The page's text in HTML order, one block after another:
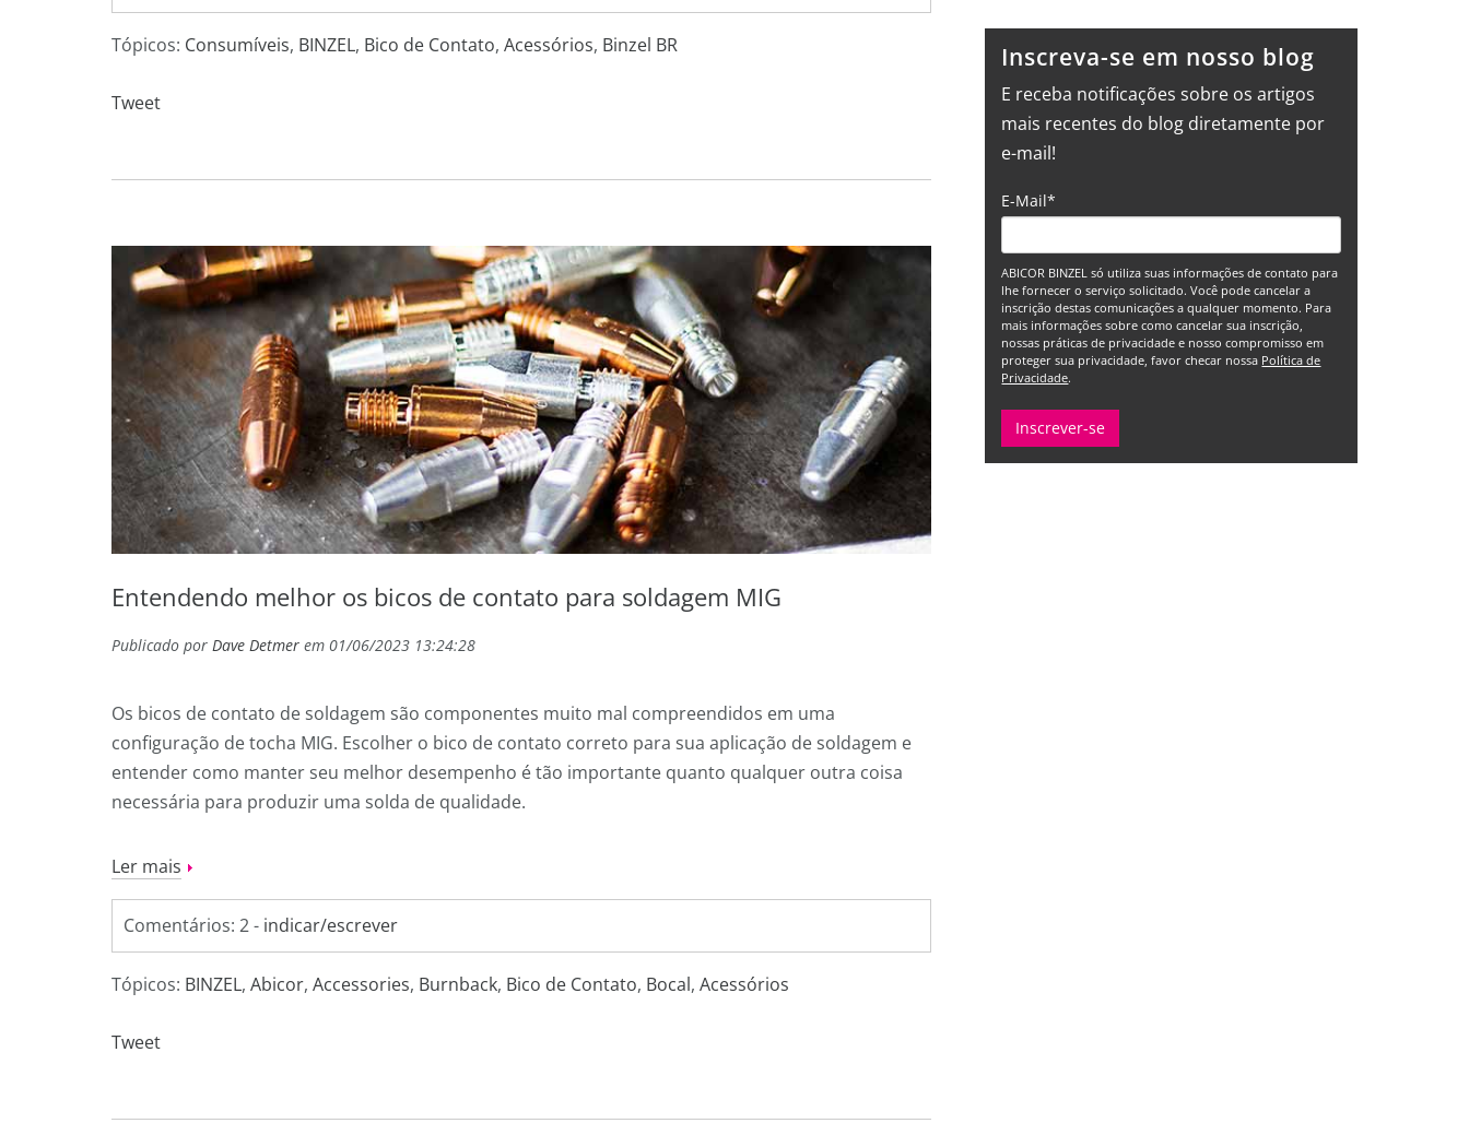
Tópicos: Consumíveis, BINZEL, Bico de Contato, Acessórios, Binzel BR
Tweet
Entendendo melhor os bicos de contato para soldagem MIG
Publicado por Dave Detmer em 01/06/2023 13:24:28
Os bicos de contato de soldagem são componentes muito mal compreendidos em uma
configuração de tocha MIG. Escolher o bico de contato correto para sua aplicação de soldagem e
entender como manter seu melhor desempenho é tão importante quanto qualquer outra coisa
necessária para produzir uma solda de qualidade.
Ler mais
Comentários: 2 - indicar/escrever
Tópicos: BINZEL, Abicor, Accessories, Burnback, Bico de Contato, Bocal, Acessórios
Tweet
Inscreva-se em nosso blog
E receba notificações sobre os artigos
mais recentes do blog diretamente por
e-mail!
E-Mail*
ABICOR BINZEL só utiliza suas informações de contato para
lhe fornecer o serviço solicitado. Você pode cancelar a
inscrição destas comunicações a qualquer momento. Para
mais informações sobre como cancelar sua inscrição,
nossas práticas de privacidade e nosso compromisso em
proteger sua privacidade, favor checar nossa Política de
Privacidade.